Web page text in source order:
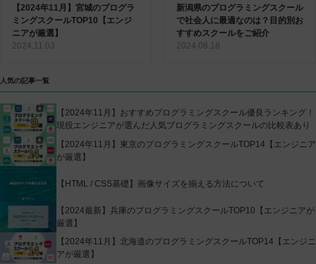
【2024年11月】宮城のプログラ
ミングスクールTOP10【エンジ
ニアが厳選】
2024.11.03
新潟県のプログラミングスクール
で社会人に最適なのは？目的別お
すすめスクールをご紹介
2024.08.18
人気の記事一覧
【2024年11月】おすすめプログラミングスクール優良ランキング！
現役エンジニアが選んだ人気プログラミングスクールの比較表あり
【2024年11月】東京のプログラミングスクールTOP14【エンジニア
が厳選】
【HTML / CSS基礎】画像サイズを揃える方法について
【2024最新】兵庫のプログラミングスクールTOP10【エンジニアが
厳選】
【2024年11月】北海道のプログラミングスクールTOP14【エンジニ
アが厳選】